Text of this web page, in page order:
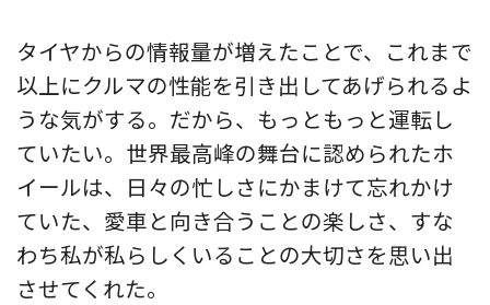
タイヤからの情報量が増えたことで、これまで
以上にクルマの性能を引き出してあげられるよ
うな気がする。だから、もっともっと運転し
ていたい。世界最高峰の舞台に認められたホ
イールは、日々の忙しさにかまけて忘れかけ
ていた、愛車と向き合うことの楽しさ、すな
わち私が私らしくいることの大切さを思い出
させてくれた。